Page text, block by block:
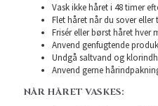
Vask ikke håret i 48 timer
Flet håret når du sover eller
Frisér eller børst håret hver
Anvend genfugtende
Undgå saltvand og
Anvend gerne
NÅR HÅRET VASKES: